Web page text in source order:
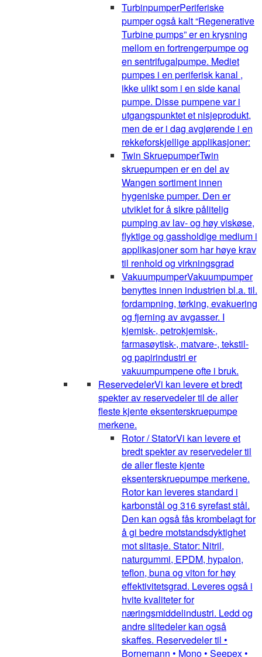
TurbinpumperPeriferiske
pumper også kalt “Regenerative
Turbine pumps” er en krysning
mellom en fortrengerpumpe og
en sentrifugalpumpe. Mediet
pumpes i en periferisk kanal ,
ikke ulikt som i en side kanal
pumpe. Disse pumpene var i
utgangspunktet et nisjeprodukt,
men de er i dag avgjørende i en
rekkeforskjellige applikasjoner:
Twin SkruepumperTwin
skruepumpen er en del av
Wangen sortiment innen
hygeniske pumper. Den er
utviklet for å sikre pålitelig
pumping av lav- og høy viskøse,
flyktige og gassholdige medium i
applikasjoner som har høye krav
til renhold og virkningsgrad
VakuumpumperVakuumpumper
benyttes innen industrien bl.a. til.
fordampning, tørking, evakuering
og fjerning av avgasser. I
kjemisk-, petrokjemisk-,
farmasøytisk-, matvare-, tekstil-
og papirindustri er
vakuumpumpene ofte i bruk.
ReservedelerVi kan levere et bredt
spekter av reservedeler til de aller
fleste kjente eksenterskruepumpe
merkene.
Rotor / StatorVi kan levere et
bredt spekter av reservedeler til
de aller fleste kjente
eksenterskruepumpe merkene.
Rotor kan leveres standard i
karbonstål og 316 syrefast stål.
Den kan også fås krombelagt for
å gi bedre motstandsdyktighet
mot slitasje. Stator: Nitril,
naturgummi, EPDM, hypalon,
teflon, buna og viton for høy
effektivitetsgrad. Leveres også i
hvite kvaliteter for
næringsmiddelindustri. Ledd og
andre slitedeler kan også
skaffes. Reservedeler til •
Bornemann • Mono • Seepex •